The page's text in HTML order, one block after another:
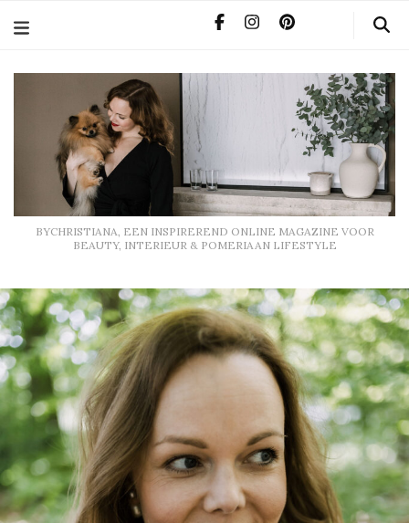
BYCHRISTIANA, EEN INSPIREREND ONLINE MAGAZINE VOOR
BEAUTY, INTERIEUR & POMERIAAN LIFESTYLE